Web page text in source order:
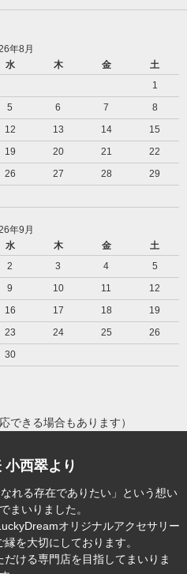
年8月
水 木 金
土
1
5 6 7
8
12 13 14
15
19 20 21
22
26 27 28
29
年9月
水 木 金
土
2 3 4
5
9 10 11
12
16 17 18
19
23 24 25
26
30
できる場合もあります）
小西翠より
れる存在でありたい」という想い
まいりました。
オリジナルアクセサリー
を大切にしております。
ける専門店を目指してまいりま